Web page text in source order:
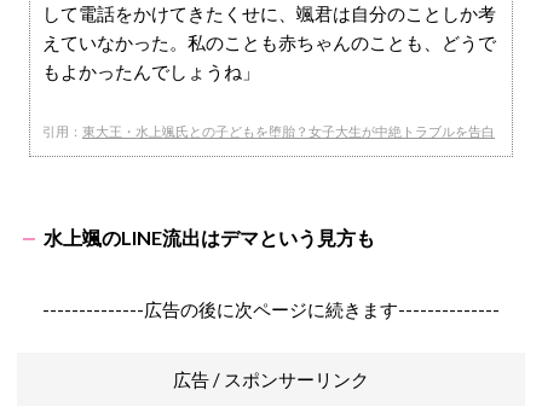
して電話をかけてきたくせに、颯君は自分のことしか考
えていなかった。私のことも赤ちゃんのことも、どうで
もよかったんでしょうね」
引用： 東大王・水上颯氏との子どもを堕胎？女子大生が中絶トラブルを告白
水上颯のLINE流出はデマという見方も
--------------広告の後に次ページに続きます--------------
広告 / スポンサーリンク